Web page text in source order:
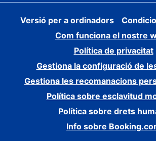
Versió per a ordinadors
Com funciona el nostre
Política de privacitat
Gestiona la configuració de
Gestiona les recomanacions
Política sobre esclavitud
Política sobre drets
Info sobre